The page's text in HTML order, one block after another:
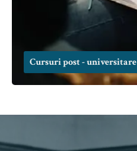
Cursuri post - universitare